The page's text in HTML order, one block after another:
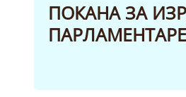
ПОКАНА ЗА